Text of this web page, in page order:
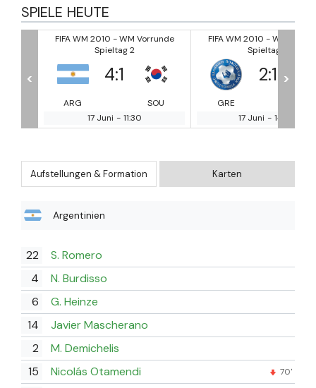
SPIELE HEUTE
FIFA WM 2010 - WM Vorrunde
Spieltag 2
GRE
2:1
NIG
17 Juni - 14:00
FIFA WM 2010 - WM
Spieltag 2
FRA
0:2
17 Juni - 18:30
< >
Aufstellungen & Formation Karten
Argentinien
22
S. Romero
4
N. Burdisso
6
G. Heinze
14
Javier Mascherano
2
M. Demichelis
15
Nicolás Otamendi 70'